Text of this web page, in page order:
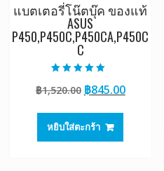
แบตเตอรี่โน๊ตบุ๊ค ของแท้
ASUS
P450,P450C,P450CA,P450C
C
5.00
ตั้งแต่ 1-5
฿1,520.00 Original
was:
฿1,520.00.
฿845.00Current
หยิบใส่ตะกร้า